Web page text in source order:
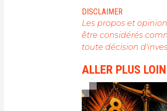
DISCLAIMER
Les propos et
être considérés
toute décision
ALLER PLUS LOIN